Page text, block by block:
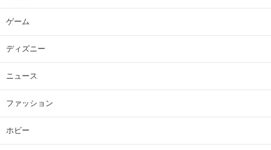
ゲーム
ディズニー
ニュース
ファッション
ホビー